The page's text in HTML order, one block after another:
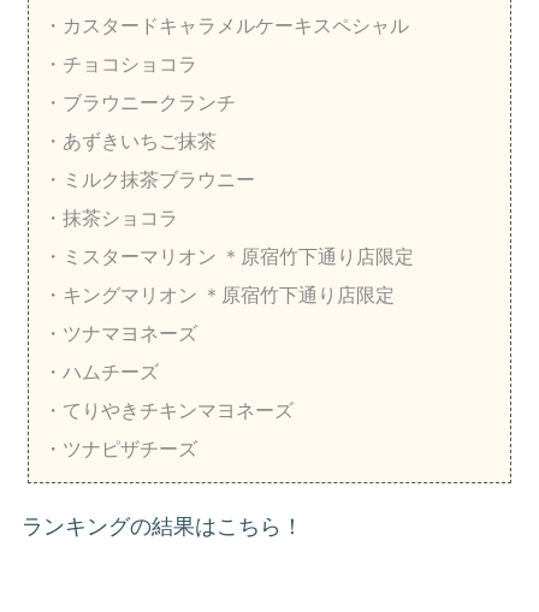
・カスタードキャラメルケーキスペシャル
・チョコショコラ
・ブラウニークランチ
・あずきいちご抹茶
・ミルク抹茶ブラウニー
・抹茶ショコラ
・ミスターマリオン ＊原宿竹下通り店限定
・キングマリオン ＊原宿竹下通り店限定
・ツナマヨネーズ
・ハムチーズ
・てりやきチキンマヨネーズ
・ツナピザチーズ
ランキングの結果はこちら！